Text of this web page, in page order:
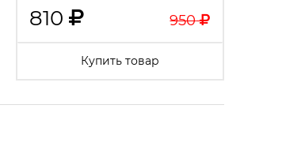
810 950
Купить товар